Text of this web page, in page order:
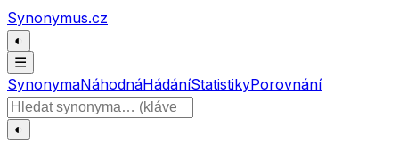
Přeskočit na obsah
Synonymus.cz
◐
☰
SynonymaNáhodnáHádáníStatistikyPorovnání
Hledat slovo
◐